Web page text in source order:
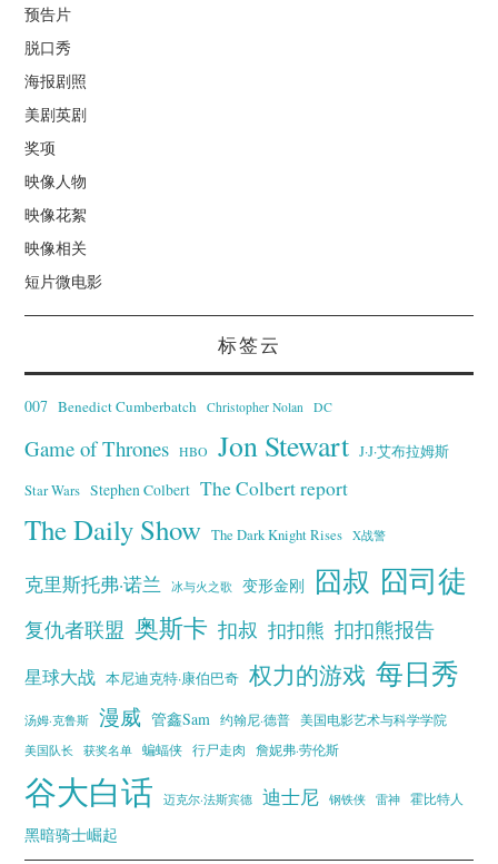
预告片
脱口秀
海报剧照
美剧英剧
奖项
映像人物
映像花絮
映像相关
短片微电影
标签云
007 Benedict Cumberbatch Christopher Nolan DC
Game of Thrones HBO Jon Stewart J·J·艾布拉姆斯
Star Wars Stephen Colbert The Colbert report
The Daily Show The Dark Knight Rises X战警
克里斯托弗·诺兰 冰与火之歌 变形金刚 囧叔 囧司徒
复仇者联盟 奥斯卡 扣叔 扣扣熊 扣扣熊报告
星球大战 本尼迪克特·康伯巴奇 权力的游戏 每日秀
汤姆·克鲁斯 漫威 管鑫Sam 约翰尼·德普
美国电影艺术与科学学院
美国队长
获奖名单 蝙蝠侠 行尸走肉 詹妮弗·劳伦斯
谷大白话 迈克尔·法斯宾德 迪士尼 钢铁侠 雷神 霍比特人
黑暗骑士崛起